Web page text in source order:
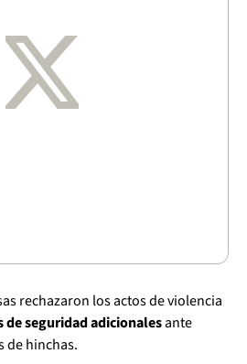
rechazaron los actos de violencia
seguridad adicionalesante
de hinchas.